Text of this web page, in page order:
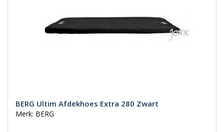
BERG Ultim Afdekhoes Extra 280 Zwart
Merk: BERG